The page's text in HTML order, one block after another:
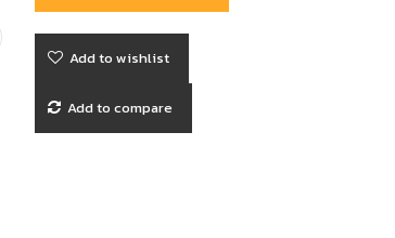
Add to wishlist
Add to compare